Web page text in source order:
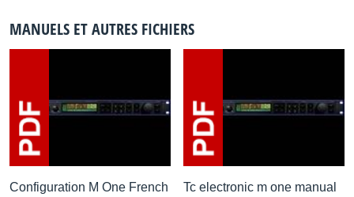
MANUELS ET AUTRES FICHIERS
Configuration M One French
Tc electronic m one manual